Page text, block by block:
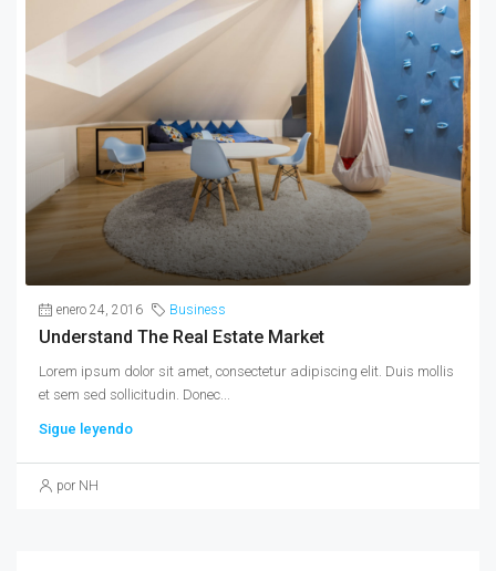
enero 24, 2016 Business
Understand The Real Estate Market
Lorem ipsum dolor sit amet, consectetur adipiscing elit. Duis mollis
et sem sed sollicitudin. Donec...
Sigue leyendo
por NH